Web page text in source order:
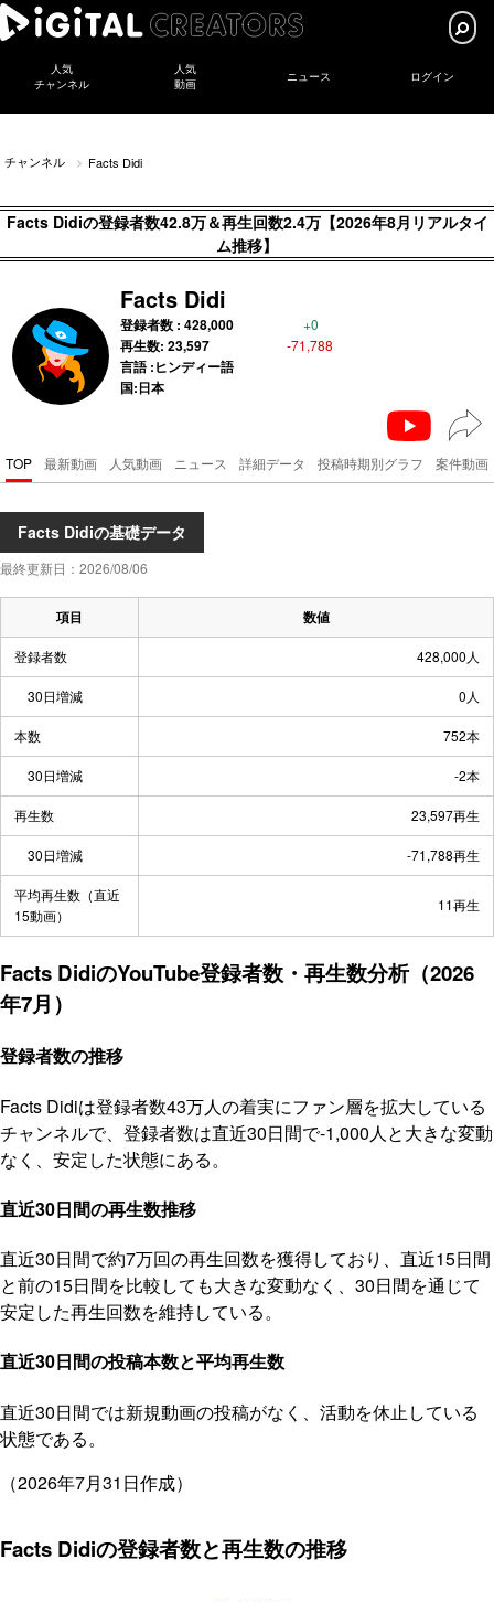
人気
チャンネル
人気
動画
ニュース ログイン
チャンネル Facts Didi
Facts Didiの登録者数42.8万＆再生回数2.4万【2026年8月リアルタイ
ム推移】
Facts Didi
登録者数 : 428,000 +0
再生数: 23,597 -71,788
言語 :ヒンディー語
国:日本
TOP 最新動画 人気動画 ニュース 詳細データ 投稿時期別グラフ 案件動画
Facts Didiの基礎データ
最終更新日：2026/08/06
項目 数値
登録者数 428,000人
30日増減 0人
本数 752本
30日増減 -2本
再生数 23,597再生
30日増減 -71,788再生
平均再生数（直近
15動画）
11再生
Facts DidiのYouTube登録者数・再生数分析（2026
年7月）
登録者数の推移
Facts Didiは登録者数43万人の着実にファン層を拡大している
チャンネルで、登録者数は直近30日間で-1,000人と大きな変動
なく、安定した状態にある。
直近30日間の再生数推移
直近30日間で約7万回の再生回数を獲得しており、直近15日間
と前の15日間を比較しても大きな変動なく、30日間を通じて
安定した再生回数を維持している。
直近30日間の投稿本数と平均再生数
直近30日間では新規動画の投稿がなく、活動を休止している
状態である。
（2026年7月31日作成）
Facts Didiの登録者数と再生数の推移